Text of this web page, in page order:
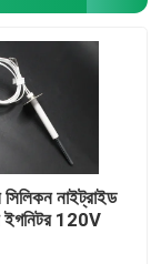
সিলিকন নাইট্রাইড
ইগনিটর 120V